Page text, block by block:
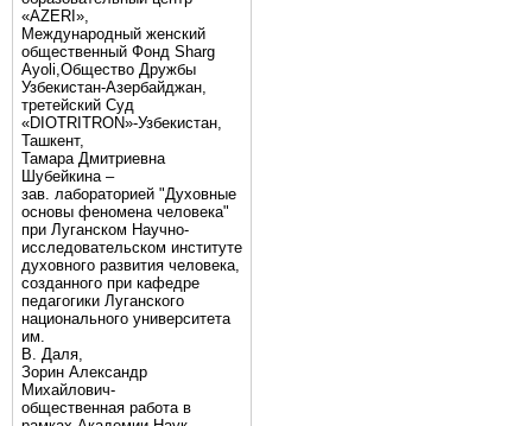
«AZERI»,
Mеждународный женский
общественный Фонд Sharg
Аyoli,Общество Дружбы
Узбекистан-Азербайджан,
третейский Суд
«DIOTRITRON»-Узбекистан,
Ташкент,
Тамара Дмитриевна
Шубейкина –
зав. лабораторией "Духовные
основы феномена человека"
при Луганском Научно-
исследовательском институте
духовного развития человека,
созданного при кафедре
педагогики Луганского
национального университета
им.
В. Даля,
Зорин Александр
Михайлович-
общественная работа в